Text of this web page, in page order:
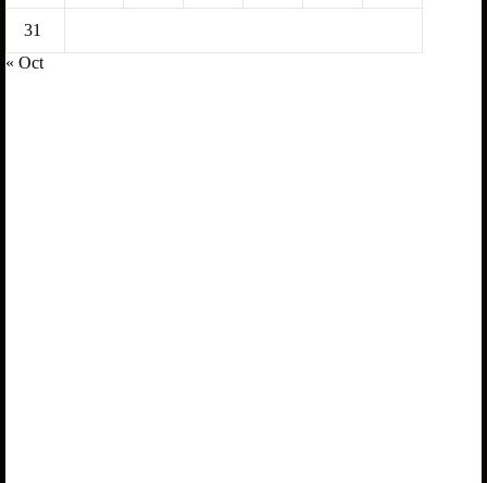
31
« Oct